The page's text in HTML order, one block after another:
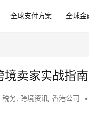
全球支付方案 全球金
境卖家实战指南
税务, 跨境资讯, 香港公司 •